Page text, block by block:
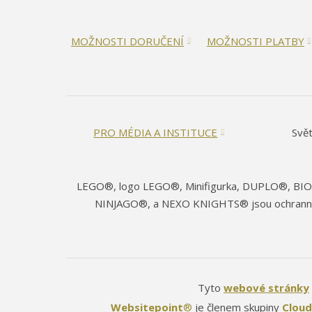
MOŽNOSTI DORUČENÍ MOŽNOSTI PLATBY
PRO MÉDIA A INSTITUCE
LEGO®, logo LEGO®, Minifigurka, DUPLO®,
NINJAGO®, a NEXO KNIGHTS® jsou
Tyto webové stránky
Websitepoint® je členem skupiny